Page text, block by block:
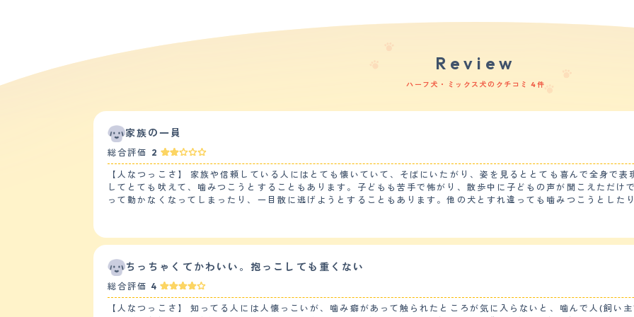
Review
ハーフ犬・ミックス犬のクチコミ 4件
家族の一員
総合評価 2
【人なつっこさ】 家族や信頼している人にはとても懐いていて、そばにいたがり、姿を見るととても喜んで全身で
してとても吠えて、噛みつこうとすることもあります。子どもも苦手で怖がり、散歩中に子どもの声が聞こえただけ
って動かなくなってしまったり、一目散に逃げようとすることもあります。他の犬とすれ違っても噛みつこうとしたり唸った
犬の雑種と言うことで元々しつけしにくいと言われました。おすわり、お手くらいはできますが、特に家以外で待っ
時もその度に掃除をしなければならず面倒です。カットはしたことありません。春から秋にかけては、月に1回ほど
アの予防接種以外では病院にかかったことはほぼありません。一度吐いたりして受診してお薬をもらいました。一
うにしていますが、涼しいところで過ごしています。 【鳴き声】 お客さんや郵便屋さん、宅配の人などが来ると大きな声で吠えます。その他気になることがあると
通りの人や動物に対して吠えることがあります。また、ご飯の時間が近づいたり散歩に行きたい時に高い声で鳴くこともあり、うる
譲り受けた、元々は捨て犬だった犬で、あまり利口ではなくしつけも上手くできませんが、家族にとっては大切な
ちっちゃくてかわいい。抱っこしても重くない
総合評価 4
【人なつっこさ】 知ってる人には人懐っこいが、噛み癖があって触られたところが気に入らないと、噛んで人(飼い